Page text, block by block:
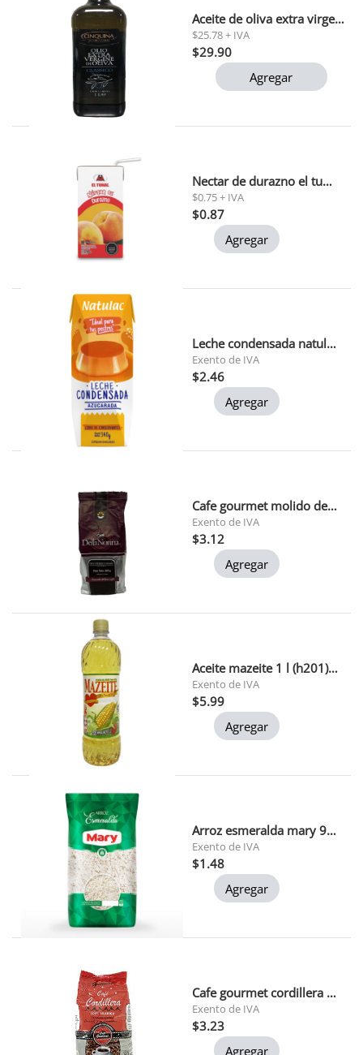
Aceite de oliva extra virgen clasico cinquina 1l
$25.78 + IVA
$29.90
Agregar
Nectar de durazno el tunal 200 ml
$0.75 + IVA
$0.87
Agregar
Leche condensada natulac 340 gr
Exento de IVA
$2.46
Agregar
Cafe gourmet molido della nonna 200 gr
Exento de IVA
$3.12
Agregar
Aceite mazeite 1 l (h201) 1x12
Exento de IVA
$5.99
Agregar
Arroz esmeralda mary 900 gr
Exento de IVA
$1.48
Agregar
Cafe gourmet cordillera 200gr
Exento de IVA
$3.23
Agregar